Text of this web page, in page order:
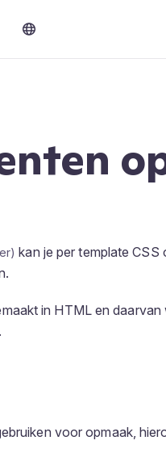
kan je per template
in HTML en
voor opmaak,